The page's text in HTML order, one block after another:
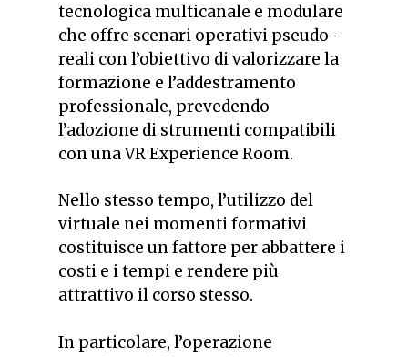
tecnologica multicanale e modulare
che offre scenari operativi pseudo-
reali con l’obiettivo di valorizzare la
formazione e l’addestramento
professionale, prevedendo
l’adozione di strumenti compatibili
con una VR Experience Room.
Nello stesso tempo, l’utilizzo del
virtuale nei momenti formativi
costituisce un fattore per abbattere i
costi e i tempi e rendere più
attrattivo il corso stesso.
In particolare, l’operazione